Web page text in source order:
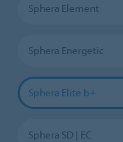
Sphera Element
Sphera Energetic
Sphera Elite b+
Sphera SD | EC